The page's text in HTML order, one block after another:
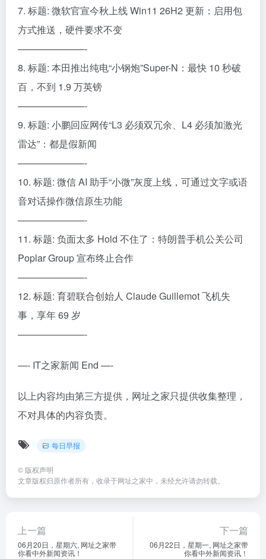
7. 标题: 微软官宣今秋上线 Win11 26H2 更新：启用包
方式推送，硬件要求不变
———————-
8. 标题: 本田推出纯电“小钢炮”Super-N：最快 10 秒破
百，不到 1.9 万英镑
———————-
9. 标题: 小鹏回应网传“L3 必须双冗余、L4 必须加激光
雷达”：都是假新闻
———————-
10. 标题: 微信 AI 助手“小微”灰度上线，可通过文字或语
音对话操作微信原生功能
———————-
11. 标题: 负面太多 Hold 不住了：特朗普手机公关公司
Poplar Group 宣布终止合作
———————-
12. 标题: 育碧联合创始人 Claude Guillemot 飞机失
事，享年 69 岁
———————-
—- IT之家新闻 End —-
以上内容均由第三方提供，网址之家只提供收集整理，
不对具体的内容负责。
每日早报
© 版权声明
文章版权归原作者所有，收录于网址之家中，未经允许请勿转载。
上一篇
06月20日，星期六, 网址之家带
你看中外新闻资讯！
下一篇
06月22日，星期一, 网址之家带
你看中外新闻资讯！